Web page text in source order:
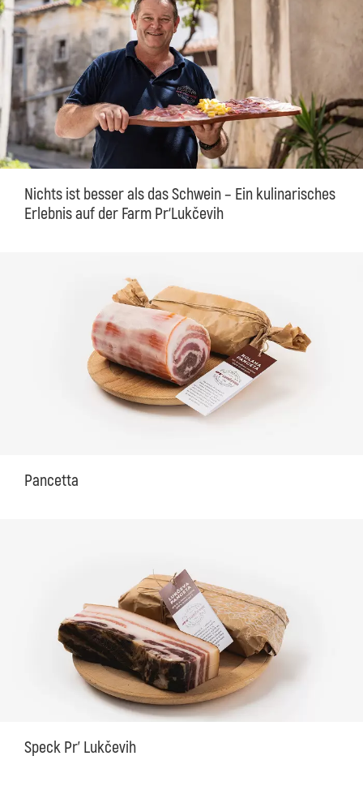
Nichts ist besser als das Schwein – Ein kulinarisches
Erlebnis auf der Farm Pr‘Lukčevih
Pancetta
Speck Pr' Lukčevih